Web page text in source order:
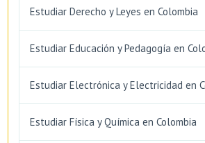
Estudiar Derecho y Leyes en Colombia
Estudiar Educación y Pedagogía en
Estudiar Electrónica y Electricidad en
Estudiar Física y Química en Colombia